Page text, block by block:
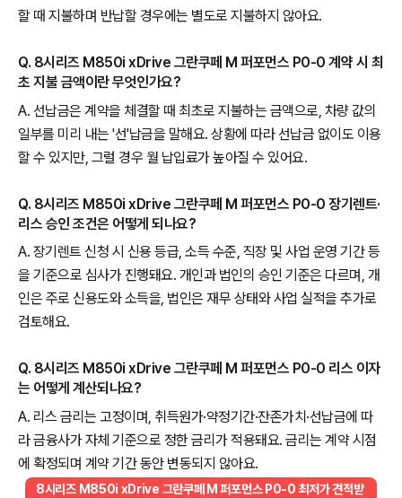
할 때 지불하며 반납할 경우에는 별도로 지불하지 않아요.
Q. 8시리즈 M850i xDrive 그란쿠페 M 퍼포먼스 P0-0 계약 시 최
초 지불 금액이란 무엇인가요?
A. 선납금은 계약을 체결할 때 최초로 지불하는 금액으로, 차량 값의
일부를 미리 내는 '선'납금을 말해요. 상황에 따라 선납금 없이도 이용
할 수 있지만, 그럴 경우 월 납입료가 높아질 수 있어요.
Q. 8시리즈 M850i xDrive 그란쿠페 M 퍼포먼스 P0-0 장기렌트·
리스 승인 조건은 어떻게 되나요?
A. 장기렌트 신청 시 신용 등급, 소득 수준, 직장 및 사업 운영 기간 등
을 기준으로 심사가 진행돼요. 개인과 법인의 승인 기준은 다르며, 개
인은 주로 신용도와 소득을, 법인은 재무 상태와 사업 실적을 추가로
검토해요.
Q. 8시리즈 M850i xDrive 그란쿠페 M 퍼포먼스 P0-0 리스 이자
는 어떻게 계산되나요?
A. 리스 금리는 고정이며, 취득원가·약정기간·잔존가치·선납금에 따
라 금융사가 자체 기준으로 정한 금리가 적용돼요. 금리는 계약 시점
에 확정되며 계약 기간 동안 변동되지 않아요.
8시리즈 M850i xDrive 그란쿠페 M 퍼포먼스 P0-0 최저가 견적받